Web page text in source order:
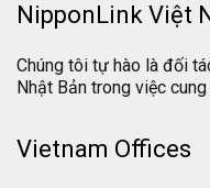
NipponLink Việt
Chúng tôi tự hào là đối
Nhật Bản trong việc
Vietnam Offices